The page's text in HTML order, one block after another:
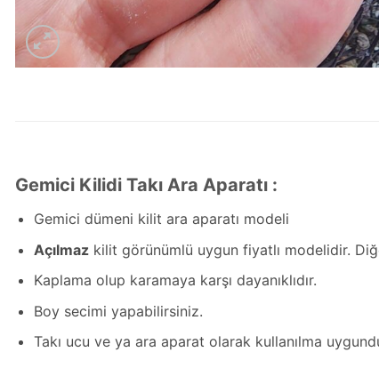
Gemici Kilidi Takı Ara Aparatı :
Gemici dümeni kilit ara aparatı modeli
Açılmazkilit görünümlü uygun fiyatlı modelidir.
Kaplama olup karamaya karşı dayanıklıdır.
Boy secimi yapabilirsiniz.
Takı ucu ve ya ara aparat olarak kullanılma